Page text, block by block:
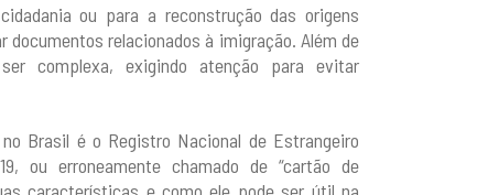
ou para a reconstrução das origens
relacionados à imigração. Além de
complexa, exigindo atenção para evitar
Brasil é o Registro Nacional de Estrangeiro
ou erroneamente chamado de “cartão de